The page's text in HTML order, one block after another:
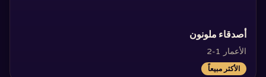
‏أصدقاء ملونون‏
الأعمار 1-2
الأكثر مبيعاً